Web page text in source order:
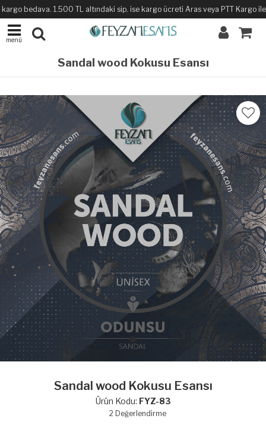
bedava. 1.500 TL altındaki sip. ise kargo ücreti Aras veya PTT Kargo
menü
Sandal wood Kokusu Esansı
Sandal wood Kokusu Esansı
Ürün Kodu: FYZ-83
2 Değerlendirme